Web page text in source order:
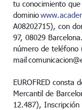
tu conocimiento
dominio
A08202715), con
97, 08029
número de
mail
EUROFRED consta
Mercantil de
12.487), Inscripción